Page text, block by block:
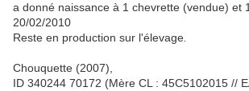
a donné naissance à 1 chevrette (vendue) et
20/02/2010
Reste en production sur l'élevage
Chouquette (2007),
ID 340244 70172 (Mère CL : 45C5102015 //